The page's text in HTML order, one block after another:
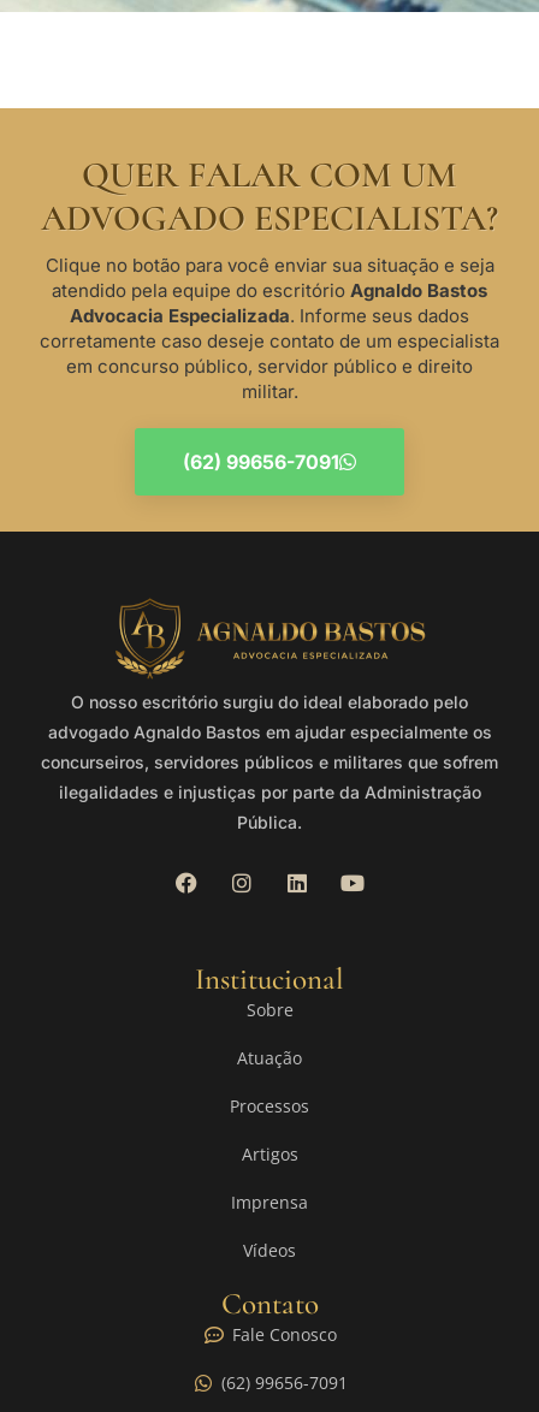
QUER FALAR COM UM
ADVOGADO ESPECIALISTA?
Clique no botão para você enviar sua situação e seja
atendido pela equipe do escritório Agnaldo Bastos
Advocacia Especializada. Informe seus dados
corretamente caso deseje contato de um especialista
em concurso público, servidor público e direito
militar.
(62) 99656-7091
O nosso escritório surgiu do ideal elaborado pelo
advogado Agnaldo Bastos em ajudar especialmente os
concurseiros, servidores públicos e militares que sofrem
ilegalidades e injustiças por parte da Administração
Pública.
Institucional
Sobre
Atuação
Processos
Artigos
Imprensa
Vídeos
Contato
Fale Conosco
(62) 99656-7091